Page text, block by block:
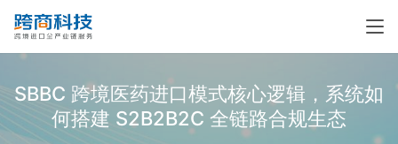
SBBC 跨境医药进口模式核心逻辑，系统如
何搭建 S2B2B2C 全链路合规生态